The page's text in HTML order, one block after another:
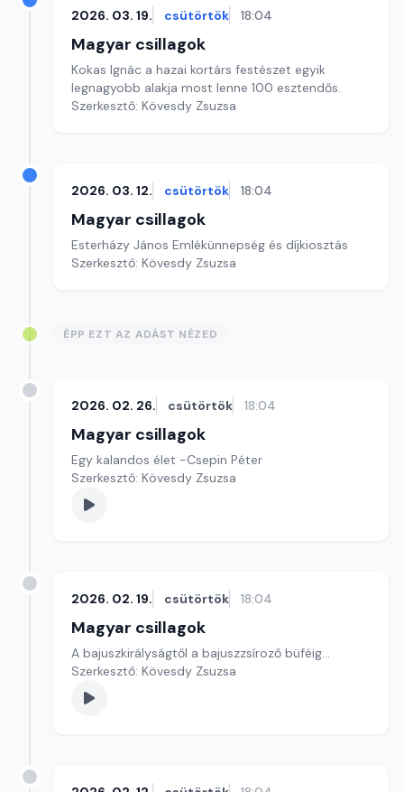
2026. 03. 19. csütörtök 18:04
Magyar csillagok
Kokas Ignác a hazai kortárs festészet egyik
legnagyobb alakja most lenne 100 esztendős.
Szerkesztő: Kövesdy Zsuzsa
2026. 03. 12. csütörtök 18:04
Magyar csillagok
Esterházy János Emlékünnepség és díjkiosztás
Szerkesztő: Kövesdy Zsuzsa
ÉPP EZT AZ ADÁST NÉZED
2026. 02. 26. csütörtök 18:04
Magyar csillagok
Egy kalandos élet -Csepin Péter
Szerkesztő: Kövesdy Zsuzsa
2026. 02. 19. csütörtök 18:04
Magyar csillagok
A bajuszkirályságtől a bajuszzsíroző büféig...
Szerkesztő: Kövesdy Zsuzsa